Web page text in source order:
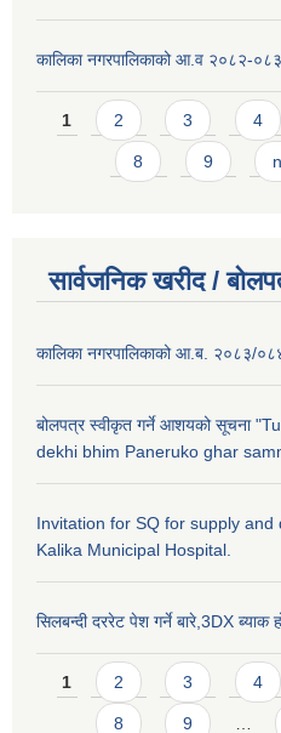
कालिका नगरपालिकाको आ.व २०८२-०८३
Pages
1 2 3 4
8 9
सार्वजनिक खरीद /
कालिका नगरपालिकाको आ.ब. २०८३/
बोलपत्र स्वीकृत गर्ने आशयको सूचना
dekhi bhim Paneruko ghar
Invitation for SQ for supply
Kalika Municipal Hospital.
सिलबन्दी दररेट पेश गर्ने बारे,3DX ब्याक
Pages
1 2 3 4
8 9